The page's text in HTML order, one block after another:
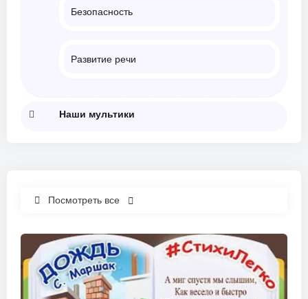
Безопасность
Развитие речи
Наши мультики
Посмотреть все